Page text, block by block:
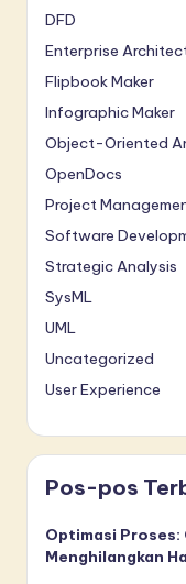
DFD
Enterprise
Flipbook Maker
Infographic Maker
Object-Oriented
OpenDocs
Project
Software
Strategic Analysis
SysML
UML
Uncategorized
User Experience
Pos-pos
Optimasi
Menghilangkan